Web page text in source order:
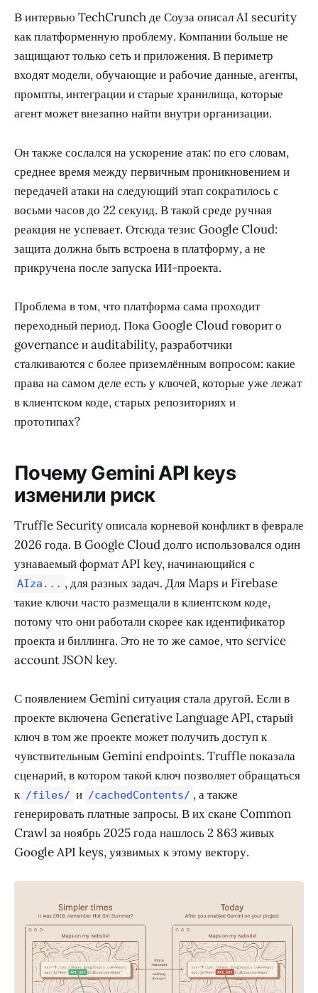
В интервью TechCrunch де Соуза описал AI security
как платформенную проблему. Компании больше не
защищают только сеть и приложения. В периметр
входят модели, обучающие и рабочие данные, агенты,
промпты, интеграции и старые хранилища, которые
агент может внезапно найти внутри организации.
Он также сослался на ускорение атак: по его словам,
среднее время между первичным проникновением и
передачей атаки на следующий этап сократилось с
восьми часов до 22 секунд. В такой среде ручная
реакция не успевает. Отсюда тезис Google Cloud:
защита должна быть встроена в платформу, а не
прикручена после запуска ИИ-проекта.
Проблема в том, что платформа сама проходит
переходный период. Пока Google Cloud говорит о
governance и auditability, разработчики
сталкиваются с более приземлённым вопросом: какие
права на самом деле есть у ключей, которые уже лежат
в клиентском коде, старых репозиториях и
прототипах?
Почему Gemini API keys
изменили риск
Truffle Security описала корневой конфликт в феврале
2026 года. В Google Cloud долго использовался один
узнаваемый формат API key, начинающийся с
AIza... , для разных задач. Для Maps и Firebase
такие ключи часто размещали в клиентском коде,
потому что они работали скорее как идентификатор
проекта и биллинга. Это не то же самое, что service
account JSON key.
С появлением Gemini ситуация стала другой. Если в
проекте включена Generative Language API, старый
ключ в том же проекте может получить доступ к
чувствительным Gemini endpoints. Truffle показала
сценарий, в котором такой ключ позволяет обращаться
к /files/ и /cachedContents/ , а также
генерировать платные запросы. В их скане Common
Crawl за ноябрь 2025 года нашлось 2 863 живых
Google API keys, уязвимых к этому вектору.